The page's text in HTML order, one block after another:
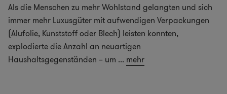
Als die Menschen zu mehr Wohlstand gelangten und sich
immer mehr Luxusgüter mit aufwendigen Verpackungen
(Alufolie, Kunststoff oder Blech) leisten konnten,
explodierte die Anzahl an neuartigen
Haushaltsgegenständen – um ... mehr